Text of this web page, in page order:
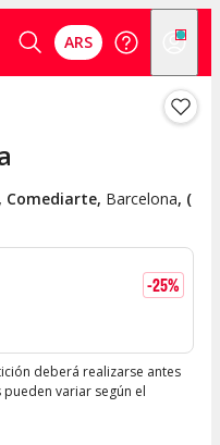
ARS
Comediarte, Barcelona, (
-25%
deberá realizarse antes
variar según el